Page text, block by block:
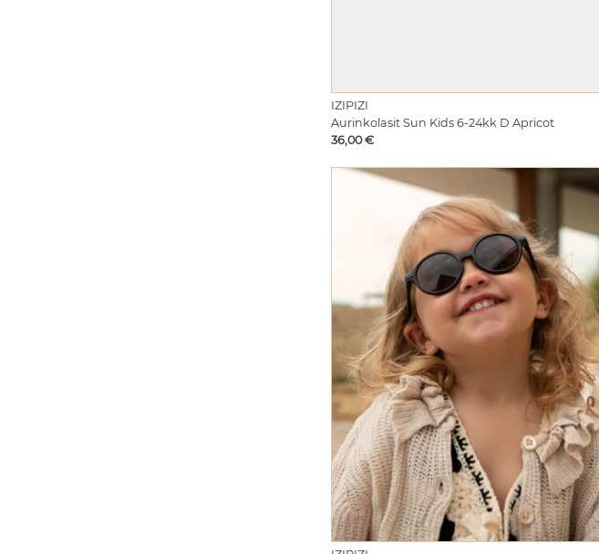
IZIPIZI
Aurinkolasit Sun Kids 6-24kk D Apricot
Hinta
36,00 €